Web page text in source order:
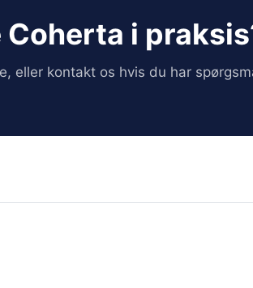
Coherta i
eller kontakt os hvis du har